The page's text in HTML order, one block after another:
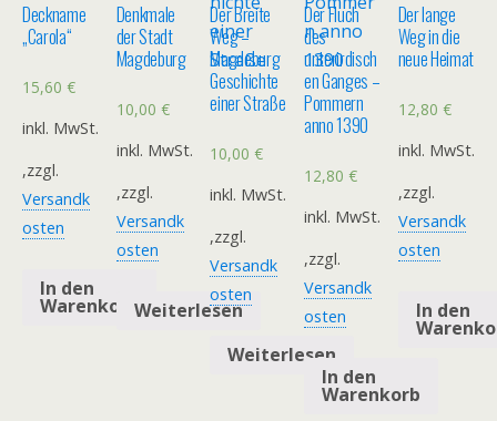
Deckname
„Carola“
15,60 €
inkl. MwSt.
,zzgl.
Versandk
osten
In den
Warenkorb
Denkmale
der Stadt
Magdeburg
10,00 €
inkl. MwSt.
,zzgl.
Versandk
osten
Weiterlesen
Der Breite
Weg –
Magdeburg
Geschichte
einer Straße
10,00€
inkl. MwSt.
,zzgl.
Versandk
osten
Weiterlesen
Der Fluch
des
unterirdisch
en Ganges –
Pommern
anno 1390
12,80 €
inkl. MwSt.
,zzgl.
Versandk
osten
In den
Warenkorb
Der lange
Weg in die
neue Heimat
12,80 €
inkl. MwSt.
,zzgl.
Versandk
osten
In den